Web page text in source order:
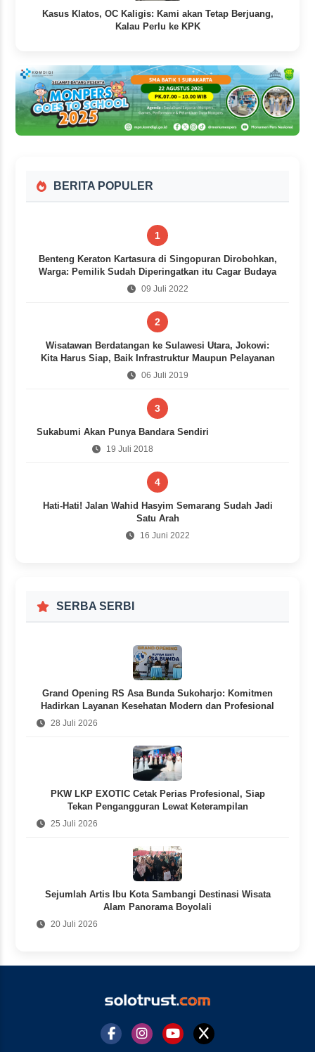
Kasus Klatos, OC Kaligis: Kami akan Tetap Berjuang,
Kalau Perlu ke KPK
BERITA POPULER
1
Benteng Keraton Kartasura di Singopuran Dirobohkan,
Warga: Pemilik Sudah Diperingatkan itu Cagar Budaya
09 Juli 2022
2
Wisatawan Berdatangan ke Sulawesi Utara, Jokowi:
Kita Harus Siap, Baik Infrastruktur Maupun Pelayanan
06 Juli 2019
3
Sukabumi Akan Punya Bandara Sendiri
19 Juli 2018
4
Hati-Hati! Jalan Wahid Hasyim Semarang Sudah Jadi
Satu Arah
16 Juni 2022
SERBA SERBI
Grand Opening RS Asa Bunda Sukoharjo: Komitmen
Hadirkan Layanan Kesehatan Modern dan Profesional
28 Juli 2026
PKW LKP EXOTIC Cetak Perias Profesional, Siap
Tekan Pengangguran Lewat Keterampilan
25 Juli 2026
Sejumlah Artis Ibu Kota Sambangi Destinasi Wisata
Alam Panorama Boyolali
20 Juli 2026